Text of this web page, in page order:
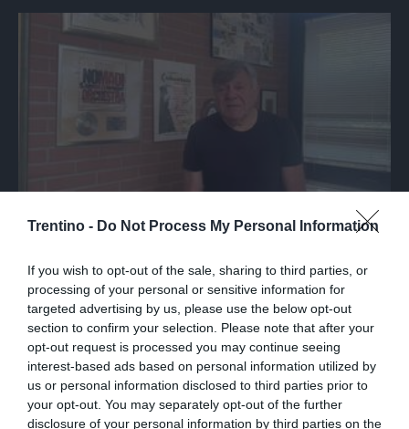
Trentino - Do Not Process My Personal Information
If you wish to opt-out of the sale, sharing to third parties, or
processing of your personal or sensitive information for
targeted advertising by us, please use the below opt-out
section to confirm your selection. Please note that after your
opt-out request is processed you may continue seeing
interest-based ads based on personal information utilized by
us or personal information disclosed to third parties prior to
your opt-out. You may separately opt-out of the further
disclosure of your personal information by third parties on the
Beppe Carletti: «Guccini è stato un
Nomade»